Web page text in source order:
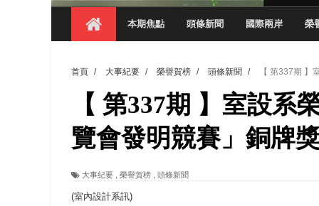
【 第404期 】影視系榮獲59屆美國休士頓
【 第404期 】你抓得到我嗎？數媒系VR新
【 第404期 】探索空間設計解方 室設系學
【 第404期 】從創意到實踐 數媒系學生於
【 第404期 】以品格奠基、用領導領航：
【 第404期 】此夏，向未來！ 中國科大新
領航AI創先例！ 數媒系錄音室獲「杜比全
本期焦點 頭條新聞 國際兩岸 榮
首頁 / 大事紀要 / 榮譽賀榜 / 頭條新聞 / 【 第337期 】
【 第337期 】室設系
覽會發明競賽」銅牌
大事紀要 榮譽賀榜 頭條新聞
(室內設計系訊)